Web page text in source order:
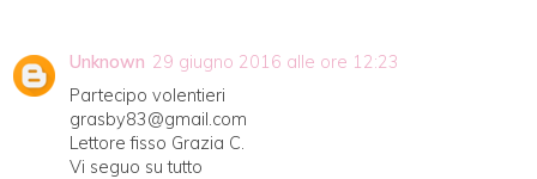
Unknown 29 giugno 2016 alle ore 12:23
Partecipo volentieri
grasby83@gmail.com
Lettore fisso Grazia C.
Vi seguo su tutto